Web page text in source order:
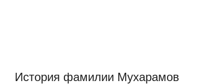
История фамилии Мухарамов